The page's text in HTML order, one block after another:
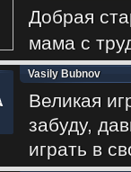
Добрая
мама с
Vasily Bubnov
Великая
забуду,
играть в